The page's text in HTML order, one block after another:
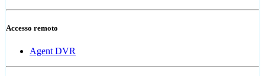
Accesso remoto
Agent DVR